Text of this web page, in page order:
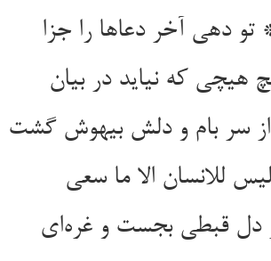
دهی آخر دعاها را جزا
هیچی که نیاید در بیان
سر بام و دلش بیهوش گشت
للانسان الا ما سعی
دل قبطی بجست و غره‌ای